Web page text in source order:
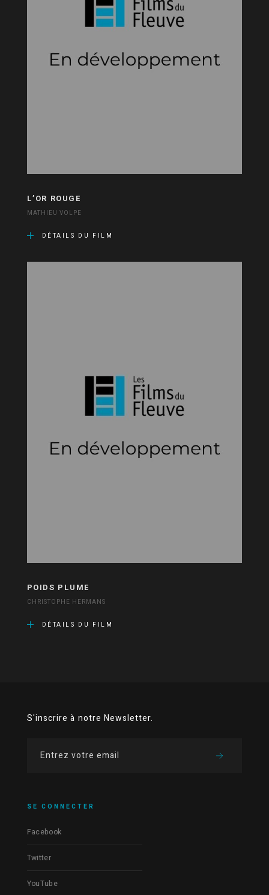
L’OR ROUGE
MATHIEU VOLPE
DÉTAILS DU FILM
POIDS PLUME
CHRISTOPHE HERMANS
DÉTAILS DU FILM
S'inscrire à notre Newsletter.
SE CONNECTER
Facebook
Twitter
YouTube